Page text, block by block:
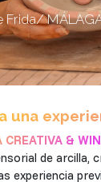
Frida/
una
CREATIVA &
de
experiencia